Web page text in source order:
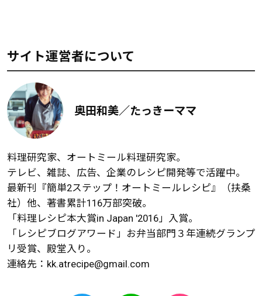
サイト運営者について
奥田和美／たっきーママ
料理研究家、オートミール料理研究家。
テレビ、雑誌、広告、企業のレシピ開発等で活躍中。
最新刊『簡単2ステップ！オートミールレシピ』（扶桑
社）他、著書累計116万部突破。
「料理レシピ本大賞in Japan '2016」入賞。
「レシピブログアワード」お弁当部門３年連続グランプ
リ受賞、殿堂入り。
連絡先： kk.atrecipe@gmail.com